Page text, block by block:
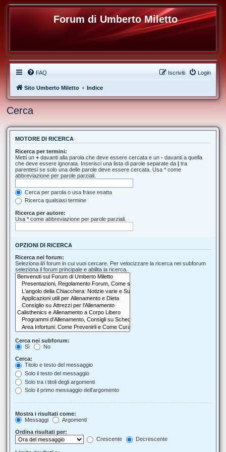
Forum di Umberto Miletto
FAQ Login
Iscriviti
Sito Umberto Miletto Indice
Cerca
MOTORE DI RICERCA
Ricerca per termini:
Metti un + davanti alla parola che deve essere cercata e un - davanti a quella
che deve essere ignorata. Inserisci una lista di parole separate da | tra
parentesi se solo una delle parole deve essere cercata. Usa * come
abbreviazione per parole parziali.
Cerca per parola o usa frase esatta
Ricerca qualsiasi termine
Ricerca per autore:
Usa * come abbreviazione per parole parziali.
OPZIONI DI RICERCA
Ricerca nei forum:
Seleziona il/i forum in cui vuoi cercare. Per velocizzare la ricerca nei subforum
seleziona il forum principale e abilita la ricerca.
Cerca nei subforum:
Sì
No
Cerca:
Titolo e testo del messaggio
Solo il testo del messaggio
Solo tra i titoli degli argomenti
Solo il primo messaggio dell’argomento
Mostra i risultati come:
Messaggi
Argomenti
Ordina risultati per:
Crescente
Decrescente